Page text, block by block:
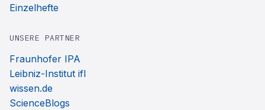
Einzelhefte
UNSERE PARTNER
Fraunhofer IPA
Leibniz-Institut ifl
wissen.de
ScienceBlogs